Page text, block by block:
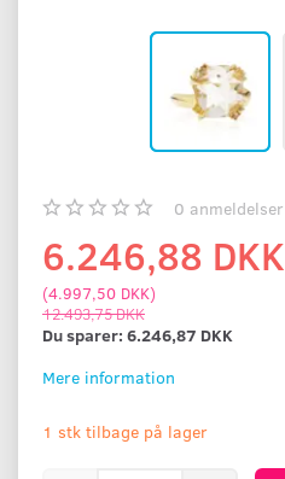
0 anmeldelser
6.246,88 DKK
(4.997,50 DKK)
12.493,75 DKK
Du sparer: 6.246,87 DKK
Mere information
1 stk tilbage på lager